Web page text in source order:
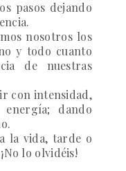
pasos dejando
nosotros los
y todo cuanto
de nuestras
con intensidad,
dando
la vida, tarde o
¡No lo olvidéis!